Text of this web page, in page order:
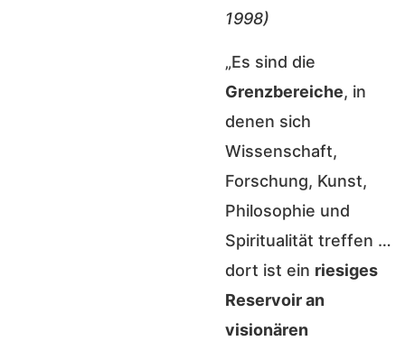
1998)
„Es sind die
Grenzbereiche, in
denen sich
Wissenschaft,
Forschung, Kunst,
Philosophie und
Spiritualität treffen …
dort ist ein riesiges
Reservoir an
visionären